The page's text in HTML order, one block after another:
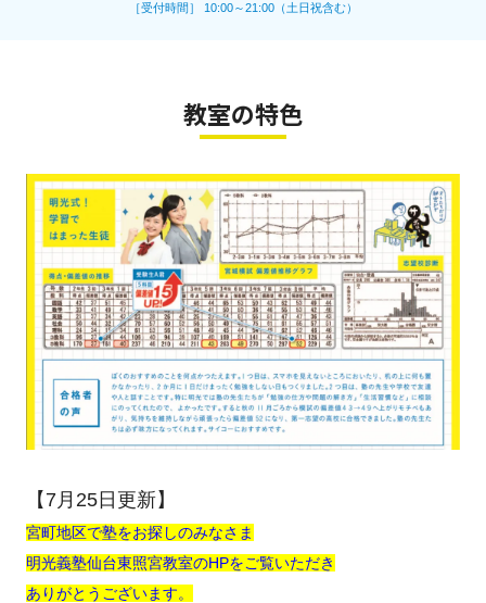
［受付時間］ 10:00～21:00（土日祝含む）
教室の特色
【7月25日更新】
宮町地区で塾をお探しのみなさま
明光義塾仙台東照宮教室のHPをご覧いただき
ありがとうございます。